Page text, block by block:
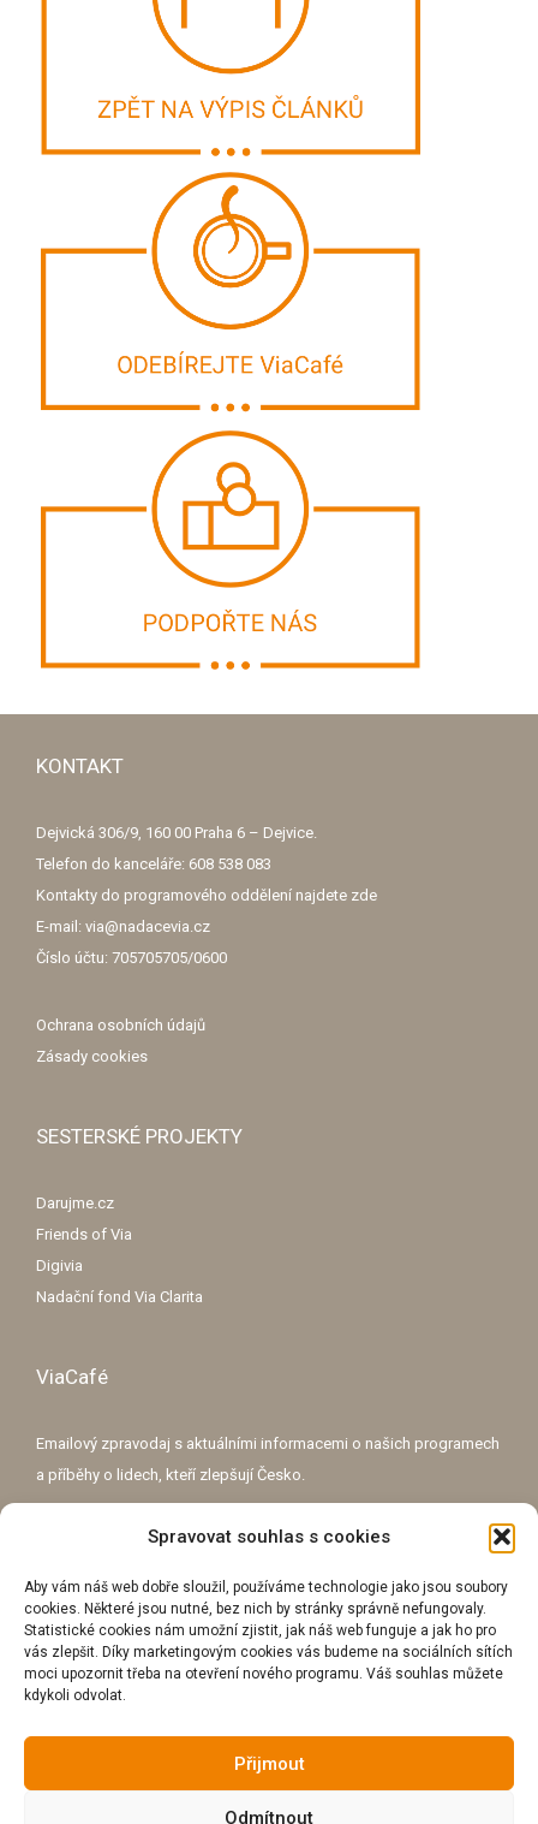
Spravovat souhlas s cookies
Aby vám náš web dobře sloužil, používáme technologie jako jsou soubory
cookies. Některé jsou nutné, bez nich by stránky správně nefungovaly.
Statistické cookies nám umožní zjistit, jak náš web funguje a jak ho pro
vás zlepšit. Díky marketingovým cookies vás budeme na sociálních sítích
moci upozornit třeba na otevření nového programu. Váš souhlas můžete
kdykoli odvolat.
Přijmout
Odmítnout
KONTAKT
Dejvická 306/9, 160 00 Praha 6 – Dejvice.
Telefon do kanceláře: 608 538 083
Kontakty do programového oddělení najdete zde
E-mail: via@nadacevia.cz
Číslo účtu: 705705705/0600
Ochrana osobních údajů
Zásady cookies
SESTERSKÉ PROJEKTY
Darujme.cz
Friends of Via
Digivia
Nadační fond Via Clarita
ViaCafé
Emailový zpravodaj s aktuálními informacemi o našich programech
a příběhy o lidech, kteří zlepšují Česko.
E-mailová adresa
Přihlášením se k odběru souhlasíte se